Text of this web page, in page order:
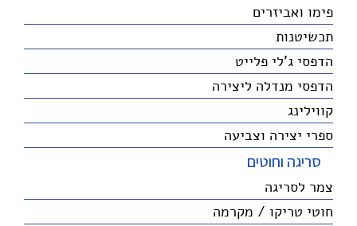
פימו ואביזרים
תכשיטנות
הדפסי ג'לי פלייט
הדפסי מנדלה ליצירה
קווילינג
ספרי יצירה וצביעה
סריגה וחוטים
צמר לסריגה
חוטי טריקו / מקרמה